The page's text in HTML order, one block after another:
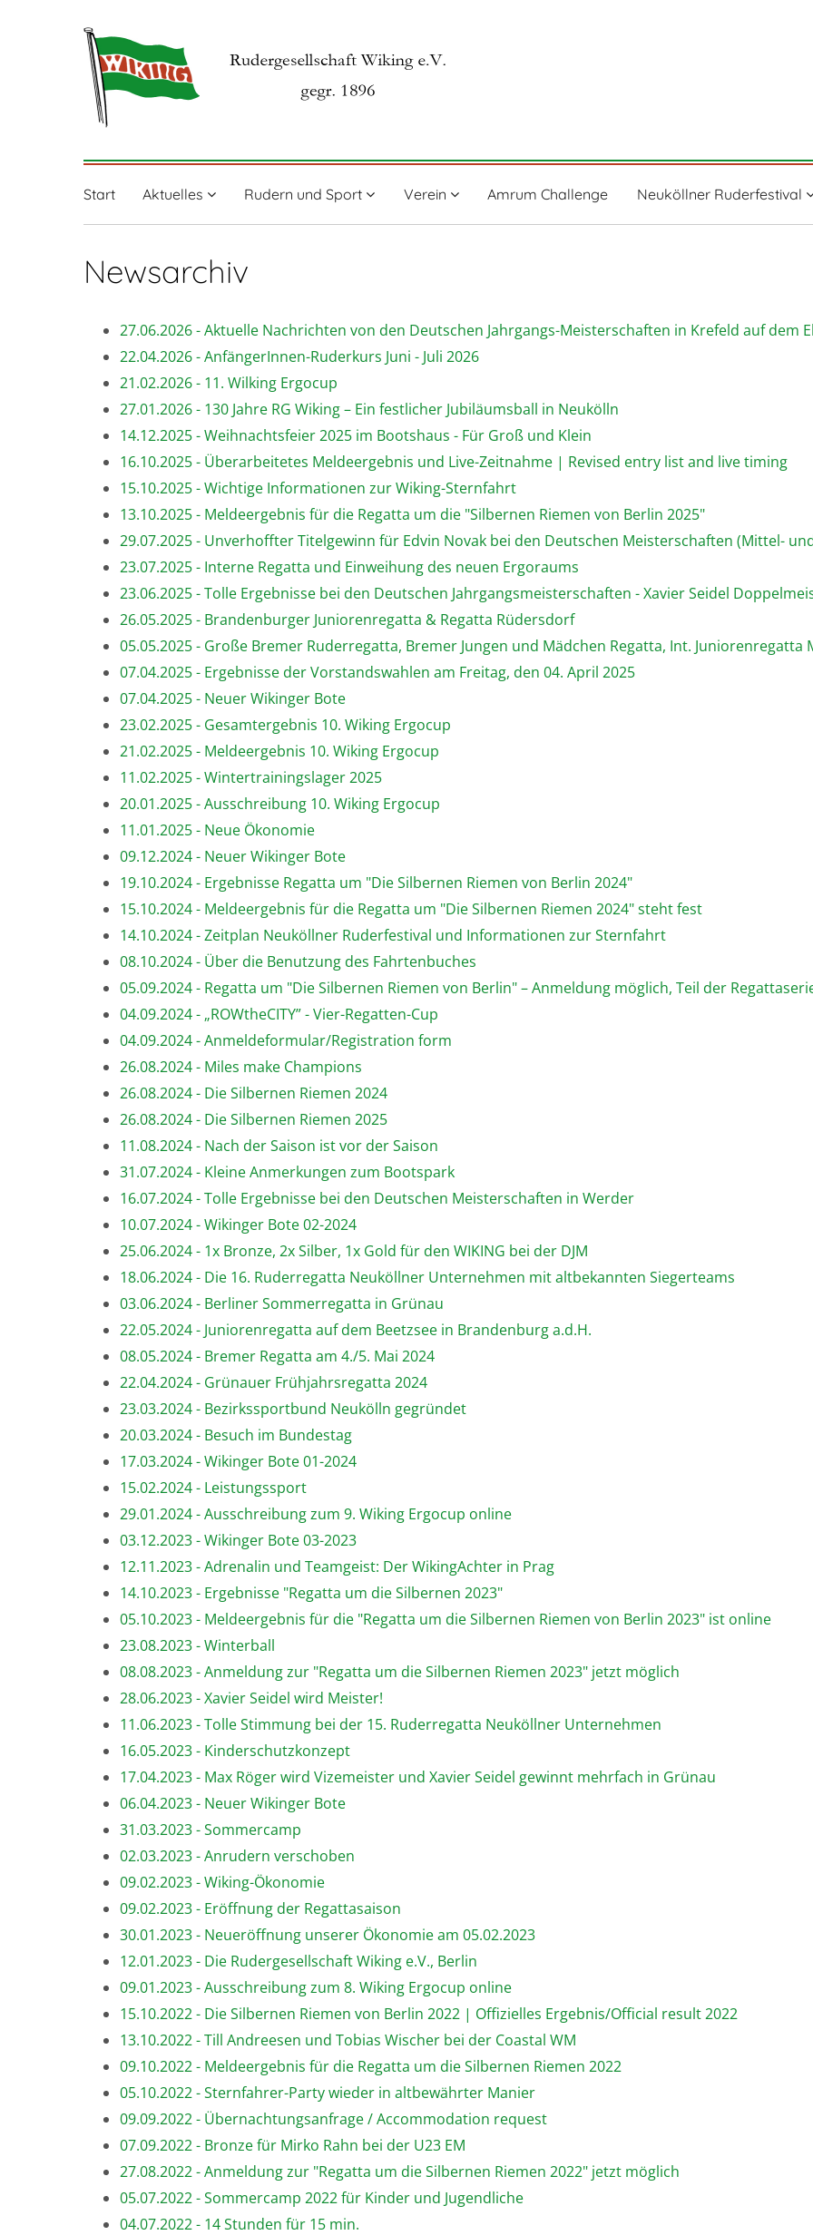
Start Aktuelles Rudern und Sport Verein Amrum Challenge Neuköllner Ruderfestival
Newsarchiv
27.06.2026 - Aktuelle Nachrichten von den Deutschen Jahrgangs-Meisterschaften in Krefeld auf dem
22.04.2026 - AnfängerInnen-Ruderkurs Juni - Juli 2026
21.02.2026 - 11. Wilking Ergocup
27.01.2026 - 130 Jahre RG Wiking – Ein festlicher Jubiläumsball in Neukölln
14.12.2025 - Weihnachtsfeier 2025 im Bootshaus - Für Groß und Klein
16.10.2025 - Überarbeitetes Meldeergebnis und Live-Zeitnahme | Revised entry list and live timing
15.10.2025 - Wichtige Informationen zur Wiking-Sternfahrt
13.10.2025 - Meldeergebnis für die Regatta um die "Silbernen Riemen von Berlin 2025"
29.07.2025 - Unverhoffter Titelgewinn für Edvin Novak bei den Deutschen Meisterschaften (Mittel-
23.07.2025 - Interne Regatta und Einweihung des neuen Ergoraums
23.06.2025 - Tolle Ergebnisse bei den Deutschen Jahrgangsmeisterschaften - Xavier Seidel
26.05.2025 - Brandenburger Juniorenregatta & Regatta Rüdersdorf
05.05.2025 - Große Bremer Ruderregatta, Bremer Jungen und Mädchen Regatta, Int. Juniorenregatta
07.04.2025 - Ergebnisse der Vorstandswahlen am Freitag, den 04. April 2025
07.04.2025 - Neuer Wikinger Bote
23.02.2025 - Gesamtergebnis 10. Wiking Ergocup
21.02.2025 - Meldeergebnis 10. Wiking Ergocup
11.02.2025 - Wintertrainingslager 2025
20.01.2025 - Ausschreibung 10. Wiking Ergocup
11.01.2025 - Neue Ökonomie
09.12.2024 - Neuer Wikinger Bote
19.10.2024 - Ergebnisse Regatta um "Die Silbernen Riemen von Berlin 2024"
15.10.2024 - Meldeergebnis für die Regatta um "Die Silbernen Riemen 2024" steht fest
14.10.2024 - Zeitplan Neuköllner Ruderfestival und Informationen zur Sternfahrt
08.10.2024 - Über die Benutzung des Fahrtenbuches
05.09.2024 - Regatta um "Die Silbernen Riemen von Berlin" – Anmeldung möglich, Teil der
04.09.2024 - „ROWtheCITY” - Vier-Regatten-Cup
04.09.2024 - Anmeldeformular/Registration form
26.08.2024 - Miles make Champions
26.08.2024 - Die Silbernen Riemen 2024
26.08.2024 - Die Silbernen Riemen 2025
11.08.2024 - Nach der Saison ist vor der Saison
31.07.2024 - Kleine Anmerkungen zum Bootspark
16.07.2024 - Tolle Ergebnisse bei den Deutschen Meisterschaften in Werder
10.07.2024 - Wikinger Bote 02-2024
25.06.2024 - 1x Bronze, 2x Silber, 1x Gold für den WIKING bei der DJM
18.06.2024 - Die 16. Ruderregatta Neuköllner Unternehmen mit altbekannten Siegerteams
03.06.2024 - Berliner Sommerregatta in Grünau
22.05.2024 - Juniorenregatta auf dem Beetzsee in Brandenburg a.d.H.
08.05.2024 - Bremer Regatta am 4./5. Mai 2024
22.04.2024 - Grünauer Frühjahrsregatta 2024
23.03.2024 - Bezirkssportbund Neukölln gegründet
20.03.2024 - Besuch im Bundestag
17.03.2024 - Wikinger Bote 01-2024
15.02.2024 - Leistungssport
29.01.2024 - Ausschreibung zum 9. Wiking Ergocup online
03.12.2023 - Wikinger Bote 03-2023
12.11.2023 - Adrenalin und Teamgeist: Der WikingAchter in Prag
14.10.2023 - Ergebnisse "Regatta um die Silbernen 2023"
05.10.2023 - Meldeergebnis für die "Regatta um die Silbernen Riemen von Berlin 2023" ist online
23.08.2023 - Winterball
08.08.2023 - Anmeldung zur "Regatta um die Silbernen Riemen 2023" jetzt möglich
28.06.2023 - Xavier Seidel wird Meister!
11.06.2023 - Tolle Stimmung bei der 15. Ruderregatta Neuköllner Unternehmen
16.05.2023 - Kinderschutzkonzept
17.04.2023 - Max Röger wird Vizemeister und Xavier Seidel gewinnt mehrfach in Grünau
06.04.2023 - Neuer Wikinger Bote
31.03.2023 - Sommercamp
02.03.2023 - Anrudern verschoben
09.02.2023 - Wiking-Ökonomie
09.02.2023 - Eröffnung der Regattasaison
30.01.2023 - Neueröffnung unserer Ökonomie am 05.02.2023
12.01.2023 - Die Rudergesellschaft Wiking e.V., Berlin
09.01.2023 - Ausschreibung zum 8. Wiking Ergocup online
15.10.2022 - Die Silbernen Riemen von Berlin 2022 | Offizielles Ergebnis/Official result 2022
13.10.2022 - Till Andreesen und Tobias Wischer bei der Coastal WM
09.10.2022 - Meldeergebnis für die Regatta um die Silbernen Riemen 2022
05.10.2022 - Sternfahrer-Party wieder in altbewährter Manier
09.09.2022 - Übernachtungsanfrage / Accommodation request
07.09.2022 - Bronze für Mirko Rahn bei der U23 EM
27.08.2022 - Anmeldung zur "Regatta um die Silbernen Riemen 2022" jetzt möglich
05.07.2022 - Sommercamp 2022 für Kinder und Jugendliche
04.07.2022 - 14 Stunden für 15 min.